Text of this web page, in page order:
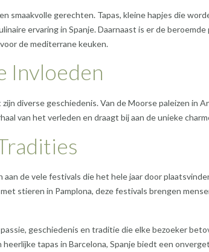
smaakvolle gerechten. Tapas, kleine hapjes die
ervaring in Spanje. Daarnaast is er de
de mediterrane keuken.
Invloeden
diverse geschiedenis. Van de Moorse paleizen in
van het verleden en draagt bij aan de unieke
de vele festivals die het hele jaar door
stieren in Pamplona, deze festivals brengen
geschiedenis en traditie die elke bezoeker
tapas in Barcelona, Spanje biedt een